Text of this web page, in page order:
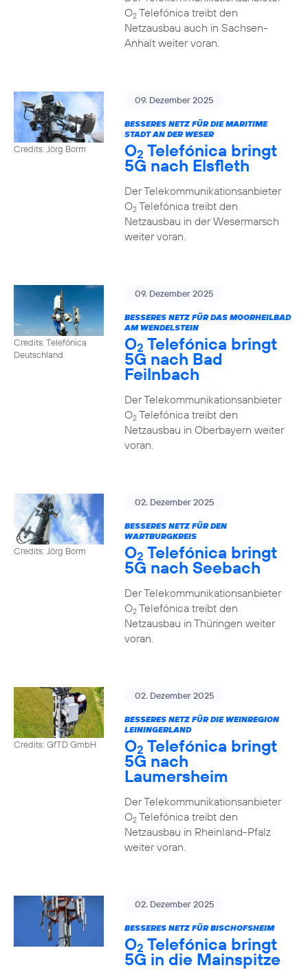
O2Telefónica treibt den
Netzausbau auch in Sachsen-
Anhalt weiter voran.
Credits: Jörg Borm
09. Dezember 2025
BESSERES NETZ FÜR DIE MARITIME
STADT AN DER WESER
O2 Telefónica bringt
5G nach Elsfleth
Der Telekommunikationsanbieter
O2Telefónica treibt den
Netzausbau in der Wesermarsch
weiter voran.
Credits: Telefónica
Deutschland
09. Dezember 2025
BESSERES NETZ FÜR DAS MOORHEILBAD
AM WENDELSTEIN
O2 Telefónica bringt
5G nach Bad
Feilnbach
Der Telekommunikationsanbieter
O2Telefónica treibt den
Netzausbau in Oberbayern weiter
voran.
Credits: Jörg Borm
02. Dezember 2025
BESSERES NETZ FÜR DEN
WARTBURGKREIS
O2 Telefónica bringt
5G nach Seebach
Der Telekommunikationsanbieter
O2Telefónica treibt den
Netzausbau in Thüringen weiter
voran.
Credits: GfTD GmbH
02. Dezember 2025
BESSERES NETZ FÜR DIE WEINREGION
LEININGERLAND
O2 Telefónica bringt
5G nach
Laumersheim
Der Telekommunikationsanbieter
O2Telefónica treibt den
Netzausbau in Rheinland-Pfalz
weiter voran.
02. Dezember 2025
BESSERES NETZ FÜR BISCHOFSHEIM
O2 Telefónica bringt
5G in die Mainspitze